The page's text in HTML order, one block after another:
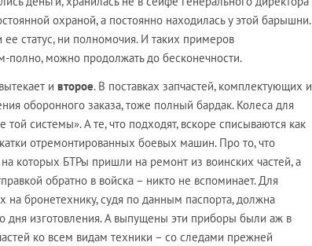
охраной, а постоянно находилась у этой барышни.
статус, ни полномочия. И таких примеров
можно продолжать до бесконечности.
и второе. В поставках запчастей, комплектующих и
оборонного заказа, тоже полный бардак. Колеса для
той системы». А те, что подходят, вскоре списываются как
отремонтированных боевых машин. Про то, что
которых БТРы пришли на ремонт из воинских частей, а
обратно в войска – никто не вспоминает. Для
на бронетехнику, судя по данным паспорта, должна
дня изготовления. А выпущены эти приборы были аж в
ко всем видам техники – со следами прежней